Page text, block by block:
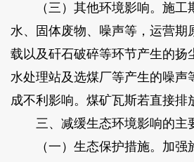
（三）其他环境影响。施工
水、固体废物、噪声等，运营期
载以及矸石破碎等环节产生的扬
水处理站及选煤厂等产生的噪声
成不利影响。煤矿瓦斯若直接排
三、减缓生态环境影响的主
（一）生态保护措施。加强